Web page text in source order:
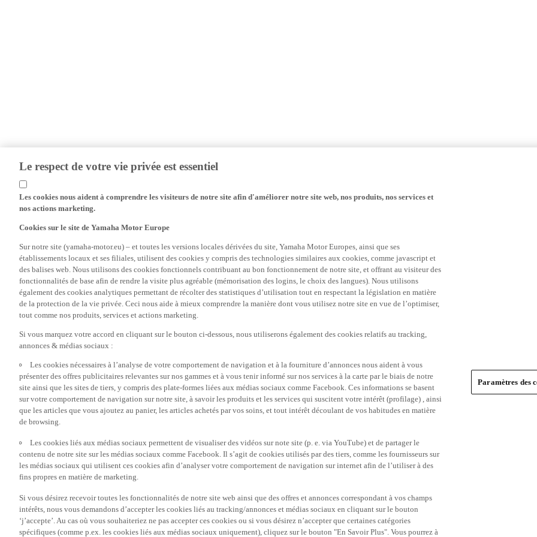
Le respect de votre vie privée est essentiel
Les cookies nous aident à comprendre les visiteurs de notre site afin d'améliorer notre site web, nos produits, nos services et
nos actions marketing.
Cookies sur le site de Yamaha Motor Europe
Sur notre site (yamaha-motor.eu) – et toutes les versions locales dérivées du site, Yamaha Motor Europes, ainsi que ses
établissements locaux et ses filiales, utilisent des cookies y compris des technologies similaires aux cookies, comme javascript et
des balises web. Nous utilisons des cookies fonctionnels contribuant au bon fonctionnement de notre site, et offrant au visiteur des
fonctionnalités de base afin de rendre la visite plus agréable (mémorisation des logins, le choix des langues). Nous utilisons
également des cookies analytiques permettant de récolter des statistiques d’utilisation tout en respectant la législation en matière
de la protection de la vie privée. Ceci nous aide à mieux comprendre la manière dont vous utilisez notre site en vue de l’optimiser,
tout comme nos produits, services et actions marketing.
Si vous marquez votre accord en cliquant sur le bouton ci-dessous, nous utiliserons également des cookies relatifs au tracking,
annonces & médias sociaux :
Les cookies nécessaires à l’analyse de votre comportement de navigation et à la fourniture d’annonces nous aident à vous
présenter des offres publicitaires relevantes sur nos gammes et à vous tenir informé sur nos services à la carte par le biais de notre
site ainsi que les sites de tiers, y compris des plate-formes liées aux médias sociaux comme Facebook. Ces informations se basent
sur votre comportement de navigation sur notre site, à savoir les produits et les services qui suscitent votre intérêt (profilage) , ainsi
que les articles que vous ajoutez au panier, les articles achetés par vos soins, et tout intérêt découlant de vos habitudes en matière
de browsing.
Les cookies liés aux médias sociaux permettent de visualiser des vidéos sur note site (p. e. via YouTube) et de partager le
contenu de notre site sur les médias sociaux comme Facebook. Il s’agit de cookies utilisés par des tiers, comme les fournisseurs sur
les médias sociaux qui utilisent ces cookies afin d’analyser votre comportement de navigation sur internet afin de l’utiliser à des
fins propres en matière de marketing.
Si vous désirez recevoir toutes les fonctionnalités de notre site web ainsi que des offres et annonces correspondant à vos champs
intérêts, nous vous demandons d’accepter les cookies liés au tracking/annonces et médias sociaux en cliquant sur le bouton
‘j’accepte’. Au cas où vous souhaiteriez ne pas accepter ces cookies ou si vous désirez n’accepter que certaines catégories
spécifiques (comme p.ex. les cookies liés aux médias sociaux uniquement), cliquez sur le bouton "En Savoir Plus". Vous pourrez à
Paramètres des